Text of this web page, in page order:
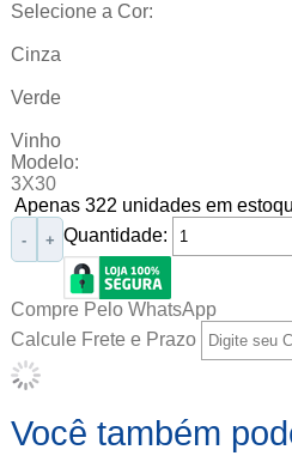
Selecione a Cor:
Cinza
Verde
Vinho
Modelo:
3X30
Apenas 322 unidades em
Quantidade:
- +
Compre Pelo WhatsApp
Calcule Frete e Prazo
Você também